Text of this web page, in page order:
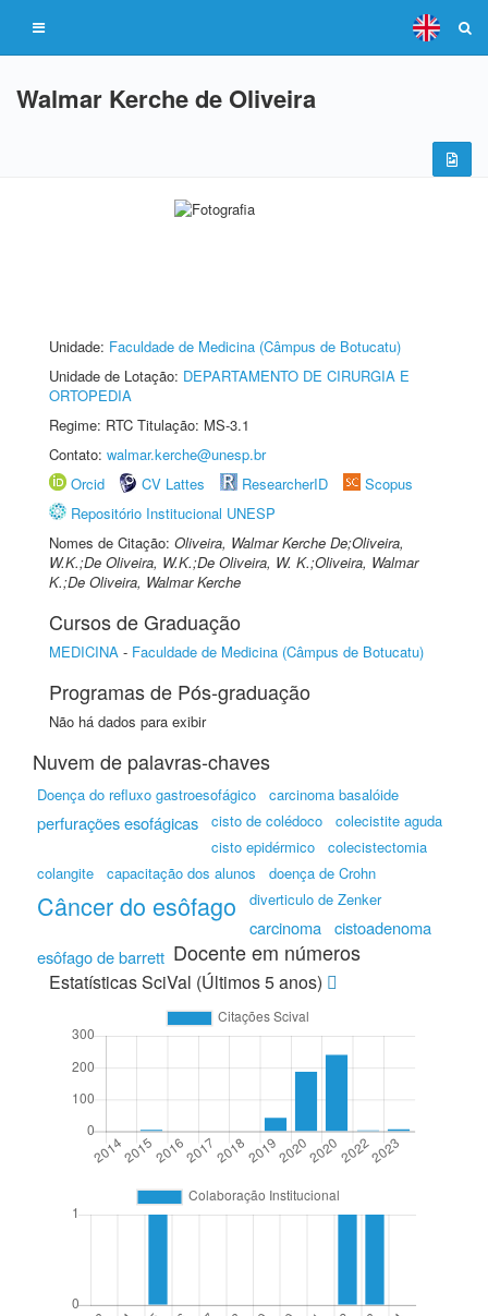
Walmar Kerche de Oliveira
Unidade: Faculdade de Medicina (Câmpus de Botucatu)
Unidade de Lotação: DEPARTAMENTO DE CIRURGIA E
ORTOPEDIA
Regime: RTC Titulação: MS-3.1
Contato: walmar.kerche@unesp.br
Orcid
CV Lattes ResearcherID
Scopus
Repositório Institucional UNESP
Nomes de Citação: Oliveira, Walmar Kerche De;Oliveira,
W.K.;De Oliveira, W.K.;De Oliveira, W. K.;Oliveira, Walmar
K.;De Oliveira, Walmar Kerche
Cursos de Graduação
MEDICINA - Faculdade de Medicina (Câmpus de Botucatu)
Programas de Pós-graduação
Não há dados para exibir
Nuvem de palavras-chaves
Doença do refluxo gastroesofágico carcinoma basalóide
perfurações esofágicas cisto de colédoco
colecistite aguda
cisto epidérmico
colecistectomia
colangite
capacitação dos alunos doença de Crohn
Câncer do esôfago diverticulo de Zenker
carcinoma cistoadenoma
esôfago de barrett Docente em números
Estatísticas SciVal (Últimos 5 anos)